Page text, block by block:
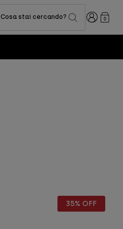
Cosa stai cercando? Accedi0
35% OFF